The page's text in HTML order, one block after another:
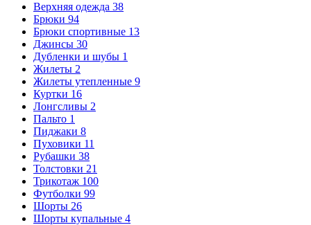
Верхняя одежда 38
Брюки 94
Брюки спортивные 13
Джинсы 30
Дубленки и шубы 1
Жилеты 2
Жилеты утепленные 9
Куртки 16
Лонгсливы 2
Пальто 1
Пиджаки 8
Пуховики 11
Рубашки 38
Толстовки 21
Трикотаж 100
Футболки 99
Шорты 26
Шорты купальные 4